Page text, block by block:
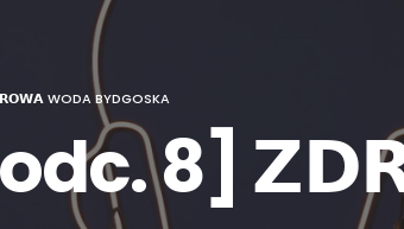
WODA BYDGOSKA
odc. 8]